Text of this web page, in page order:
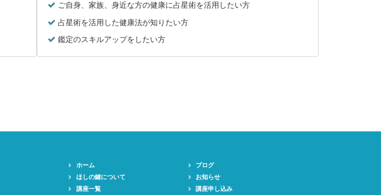
ご自身、家族、身近な方の健康に占星術を活用したい方
占星術を活用した健康法が知りたい方
鑑定のスキルアップをしたい方
ホーム
ほしの鍵について
講座一覧
ブログ
お知らせ
講座申し込み